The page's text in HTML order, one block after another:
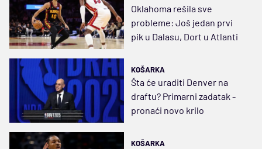
Oklahoma rešila sve
probleme: Još jedan prvi
pik u Dalasu, Dort u Atlanti
KOŠARKA
Šta će uraditi Denver na
draftu? Primarni zadatak -
pronaći novo krilo
KOŠARKA